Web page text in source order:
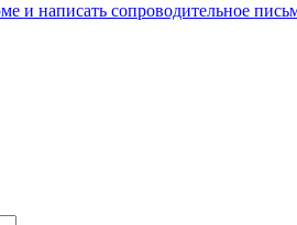
и написать сопроводительное